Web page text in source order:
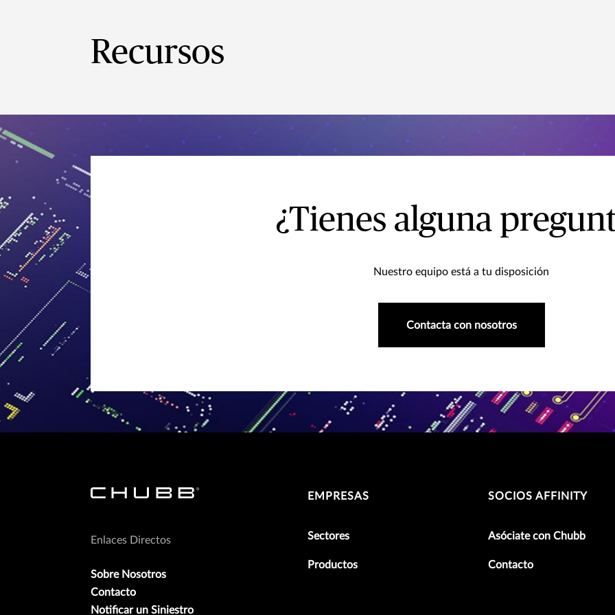
Recursos
¿Tienes alguna
Nuestro equipo está a tu disposición
Contacta con nosotros
Enlaces Directos
Sobre Nosotros
Contacto
Notificar un Siniestro
EMPRESAS
Sectores
Productos
SOCIOS AFFINITY
Asóciate con Chubb
Contacto